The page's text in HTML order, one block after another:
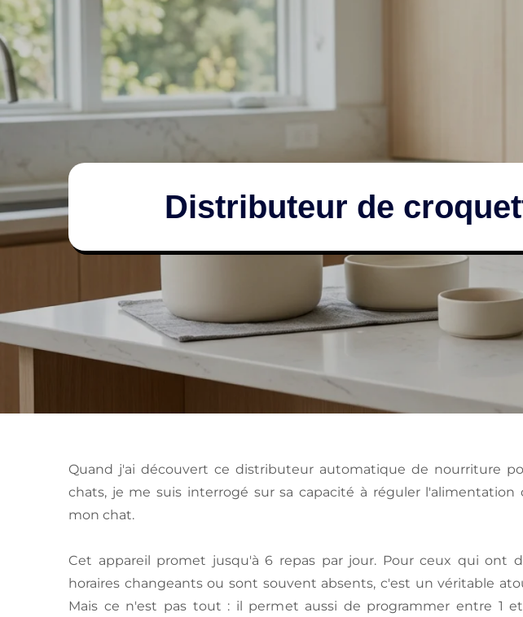
Distributeur de
Quand j'ai découvert ce distributeur automatique de nourriture
chats, je me suis interrogé sur sa capacité à réguler l'alimentation
mon chat.
Cet appareil promet jusqu'à 6 repas par jour. Pour ceux qui ont
horaires changeants ou sont souvent absents, c'est un véritable
Mais ce n'est pas tout : il permet aussi de programmer entre 1